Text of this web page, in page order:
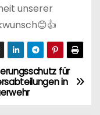
unserer
für
in